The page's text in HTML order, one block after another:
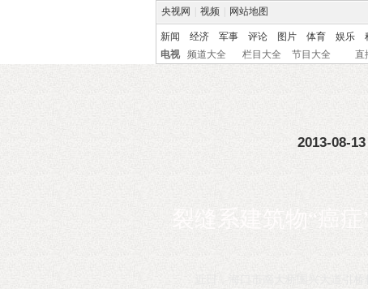
央视网 视频 网站地图
新闻 经济 军事 评论 图片 体育 娱乐
电视
频道大全 栏目大全 节目大全 直
2013-08-
裂缝系建筑物“癌